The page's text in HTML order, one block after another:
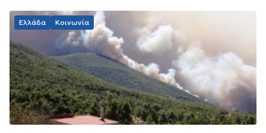
Ελλάδα Κοινωνία